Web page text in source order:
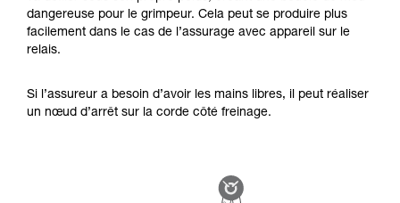
dangereuse pour le grimpeur. Cela peut se produire plus
facilement dans le cas de l’assurage avec appareil sur le
relais.
Si l’assureur a besoin d’avoir les mains libres, il peut réaliser
un nœud d’arrêt sur la corde côté freinage.